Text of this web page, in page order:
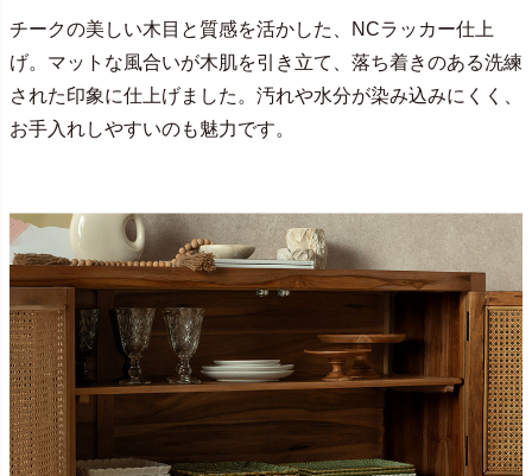
チークの美しい木目と質感を活かした、NCラッカー仕上
げ。マットな風合いが木肌を引き立て、落ち着きのある洗練
された印象に仕上げました。汚れや水分が染み込みにくく、
お手入れしやすいのも魅力です。